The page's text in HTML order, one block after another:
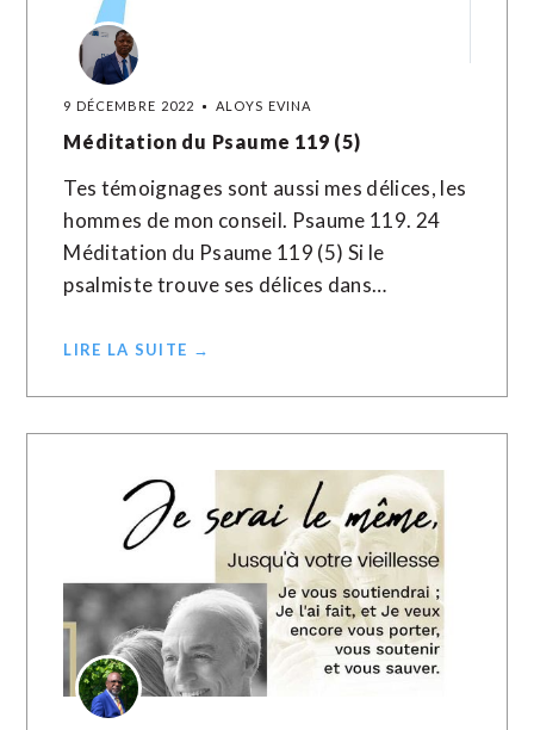
9 DÉCEMBRE 2022 ALOYS EVINA
Méditation du Psaume 119 (5)
Tes témoignages sont aussi mes délices, les
hommes de mon conseil. Psaume 119. 24
Méditation du Psaume 119 (5) Si le
psalmiste trouve ses délices dans…
LIRE LA SUITE →